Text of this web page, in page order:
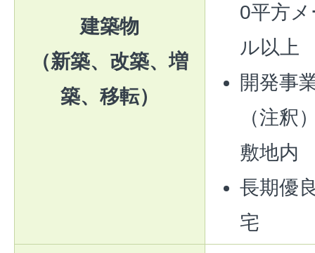
建築物
（新築、改築、増
築、移転）
0平方
ル以上
開発事
（注釈
敷地内
長期優
宅